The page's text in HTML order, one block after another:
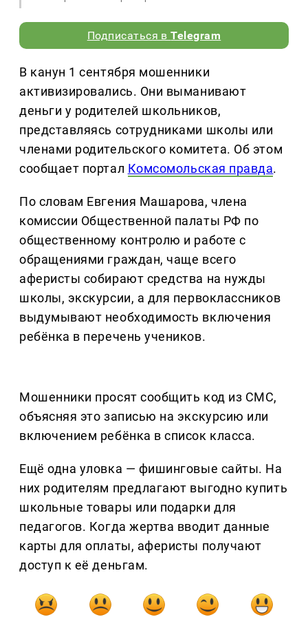
Подписаться вTelegram
В канун 1 сентября мошенники
активизировались. Они выманивают
деньги у родителей школьников,
представляясь сотрудниками школы или
членами родительского комитета. Об этом
сообщает портал Комсомольская правда.
По словам Евгения Машарова, члена
комиссии Общественной палаты РФ по
общественному контролю и работе с
обращениями граждан, чаще всего
аферисты собирают средства на нужды
школы, экскурсии, а для первоклассников
выдумывают необходимость включения
ребёнка в перечень учеников.
Мошенники просят сообщить код из СМС,
объясняя это записью на экскурсию или
включением ребёнка в список класса.
Ещё одна уловка — фишинговые сайты. На
них родителям предлагают выгодно купить
школьные товары или подарки для
педагогов. Когда жертва вводит данные
карты для оплаты, аферисты получают
доступ к её деньгам.